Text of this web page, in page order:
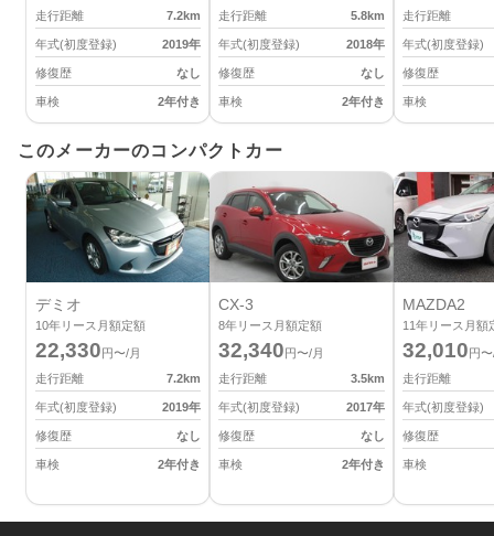
走行距離
7.2km
年式(初度登録) 2019年
修復歴 なし
車検 2年付き
走行距離
5.8km
年式(初度登録) 2018年
修復歴 なし
車検 2年付き
走行距離
年式(初度登録)
修復歴
車検
このメーカーのコンパクトカー
デミオ
10年リース月額定額
22,330円〜/月
走行距離
7.2km
年式(初度登録) 2019年
修復歴 なし
車検 2年付き
CX-3
8年リース月額定額
32,340円〜/月
走行距離
3.5km
年式(初度登録) 2017年
修復歴 なし
車検 2年付き
MAZDA2
11年リース月額
32,010円
走行距離
年式(初度登録)
修復歴
車検